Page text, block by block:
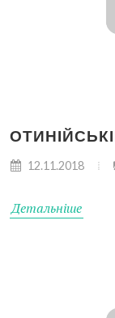
12.11.2018
Детальніше